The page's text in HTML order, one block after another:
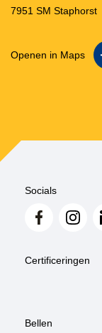
7951 SM Staphorst
Openen in Maps
Socials
Certificeringen
Bellen